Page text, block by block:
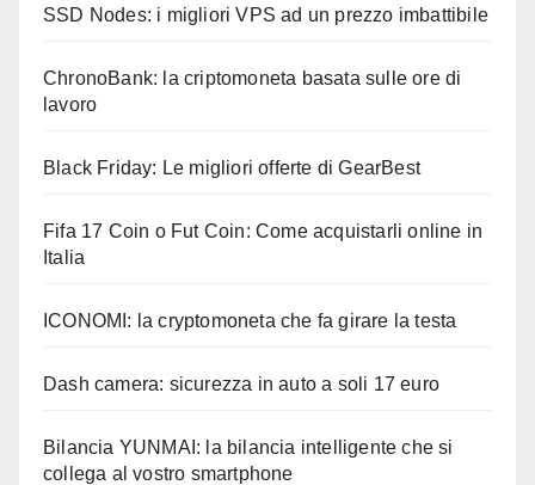
SSD Nodes: i migliori VPS ad un prezzo imbattibile
ChronoBank: la criptomoneta basata sulle ore di
lavoro
Black Friday: Le migliori offerte di GearBest
Fifa 17 Coin o Fut Coin: Come acquistarli online in
Italia
ICONOMI: la cryptomoneta che fa girare la testa
Dash camera: sicurezza in auto a soli 17 euro
Bilancia YUNMAI: la bilancia intelligente che si
collega al vostro smartphone